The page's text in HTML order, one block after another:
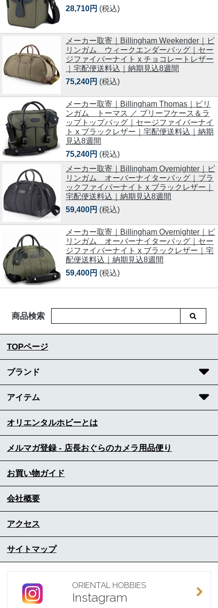
28,710円 (税込)
メーカー取寄｜Billingham Weekender｜ビ
リンガム ウィークエンダーバッグ｜セー
ジファイバーナイト x チョコレートレザー
｜宅配便送料込｜納期見込8週間
75,240円 (税込)
メーカー取寄｜Billingham Thomas｜ビリ
ンガム トーマス ／ ブリーフケース＆ラ
ップトップバッグ｜セージファイバーナイ
ト x ブラックレザー｜宅配便送料込｜納期
見込8週間
75,240円 (税込)
メーカー取寄｜Billingham Overnighter｜ビ
リンガム オーバーナイターバッグ｜ブラ
ックファイバーナイト x ブラックレザー｜
宅配便送料込｜納期見込8週間
59,400円 (税込)
メーカー取寄｜Billingham Overnighter｜ビ
リンガム オーバーナイターバッグ｜セー
ジファイバーナイト x ブラックレザー｜宅
配便送料込｜納期見込8週間
59,400円 (税込)
商品検索
TOPページ
ブランド
アイテム
オリエンタルホビーとは
メルマガ登録 - 店長おぐらのカメラ用品便り
お買い物ガイド
会社概要
アクセス
サイトマップ
ORIENTAL HOBBIES
Instagram